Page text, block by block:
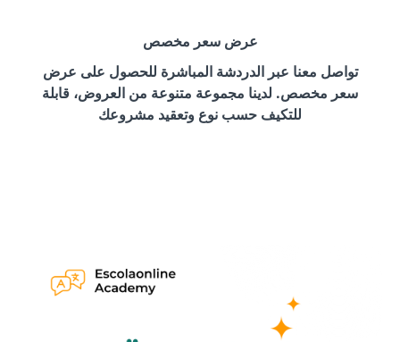
عرض سعر مخصص
تواصل معنا عبر الدردشة المباشرة للحصول على عرض
سعر مخصص. لدينا مجموعة متنوعة من العروض، قابلة
للتكيف حسب نوع وتعقيد مشروعك